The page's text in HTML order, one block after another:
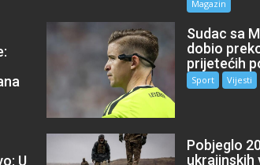
U
Magazin
Sudac sa
dobio
prijetećih
Sport Vijesti
Pobjeglo
ukrajinskih